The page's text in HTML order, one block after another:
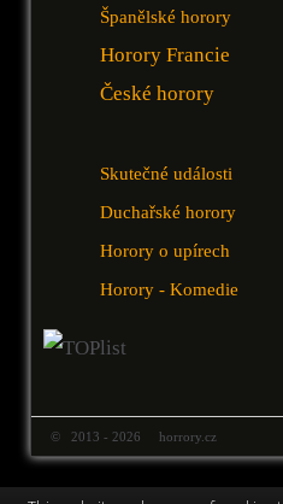
Španělské horory
Horory Francie
České horory
Skutečné události
Duchařské horory
Horory o upírech
Horory - Komedie
© 2013 - 2026 horrory.cz